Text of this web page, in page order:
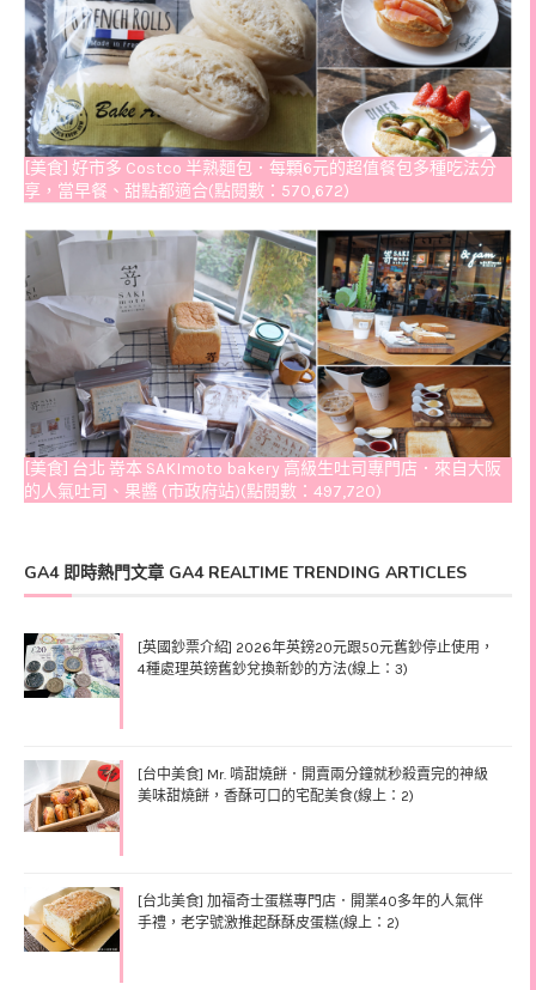
[美食] 好市多 Costco 半熟麵包．每顆6元的超值餐包多種吃法分
享，當早餐、甜點都適合(點閱數：570,672)
[美食] 台北 嵜本 SAKImoto bakery 高級生吐司專門店．來自大阪
的人氣吐司、果醬 (市政府站)(點閱數：497,720)
GA4 即時熱門文章 GA4 REALTIME TRENDING ARTICLES
[英國鈔票介紹] 2026年英鎊20元跟50元舊鈔停止使用，
4種處理英鎊舊鈔兌換新鈔的方法(線上：3)
[台中美食] Mr. 啃甜燒餅．開賣兩分鐘就秒殺賣完的神級
美味甜燒餅，香酥可口的宅配美食(線上：2)
[台北美食] 加福奇士蛋糕專門店．開業40多年的人氣伴
手禮，老字號激推起酥酥皮蛋糕(線上：2)